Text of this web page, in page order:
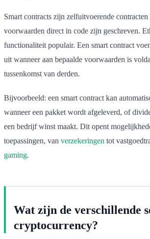
Smart contracts zijn zelfuitvoerende
voorwaarden direct in code zijn geschreven.
functionaliteit populair. Een smart contract
uit wanneer aan bepaalde voorwaarden is
tussenkomst van derden.
Bijvoorbeeld: een smart contract kan
wanneer een pakket wordt afgeleverd, of
een bedrijf winst maakt. Dit opent
toepassingen, van verzekeringen tot
gaming.
Wat zijn de verschillende
cryptocurrency?